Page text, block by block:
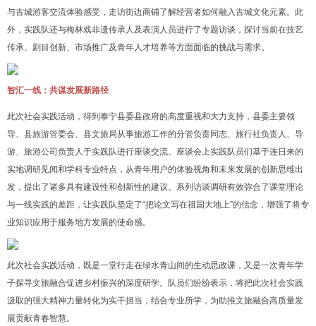
与古城游客交流体验感受，走访街边商铺了解经营者如何融入古城文化元素。此
外，实践队还与梅林戏非遗传承人及表演人员进行了专题访谈，探讨当前在技艺
传承、剧目创新、市场推广及青年人才培养等方面面临的挑战与需求。
智汇一线：共谋发展新路径
此次社会实践活动，得到泰宁县委县政府的高度重视和大力支持，县委主要领
导、县旅游管委会、县文旅局从事旅游工作的分管负责同志、旅行社负责人、导
游、旅游公司负责人于实践队进行座谈交流。座谈会上实践队员们基于连日来的
实地调研见闻和学科专业特点，从青年用户的体验视角和未来发展的创新思维出
发，提出了诸多具有建设性和创新性的建议。系列访谈调研有效弥合了课堂理论
与一线实践的差距，让实践队坚定了“把论文写在祖国大地上”的信念，增强了将专
业知识应用于服务地方发展的使命感。
此次社会实践活动，既是一堂行走在绿水青山间的生动思政课，又是一次青年学
子探寻文旅融合促进乡村振兴的深度研学。队员们纷纷表示，将把此次社会实践
汲取的强大精神力量转化为实干担当，结合专业所学，为助推文旅融合高质量发
展贡献青春智慧。